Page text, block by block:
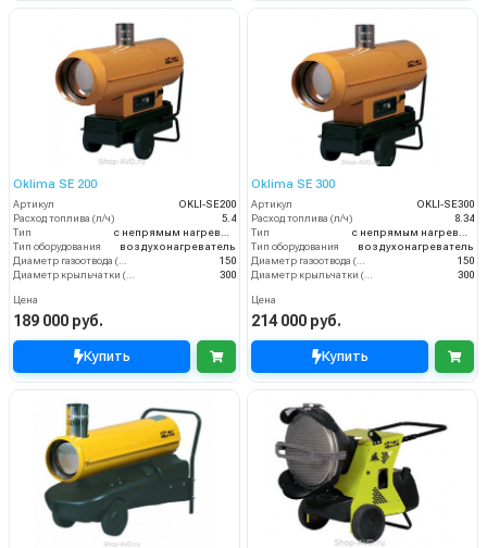
Oklima SE 200
Артикул
OKLI-SE200
Расход топлива (л/ч)
5.4
Тип
Тип оборудования
воздухонагреватель
150
300
Цена
189 000 руб.
Купить
Oklima SE 300
Артикул
OKLI-SE300
Расход топлива (л/ч)
8.34
Тип
Тип оборудования
воздухонагреватель
150
300
Цена
214 000 руб.
Купить